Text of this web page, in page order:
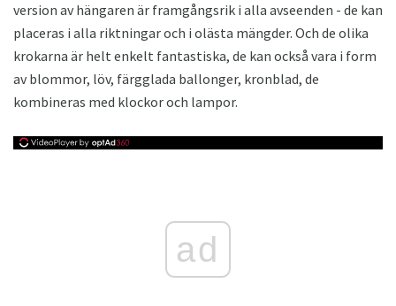
version av hängaren är framgångsrik i alla avseenden - de kan
placeras i alla riktningar och i olästa mängder. Och de olika
krokarna är helt enkelt fantastiska, de kan också vara i form
av blommor, löv, färgglada ballonger, kronblad, de
kombineras med klockor och lampor.
ad